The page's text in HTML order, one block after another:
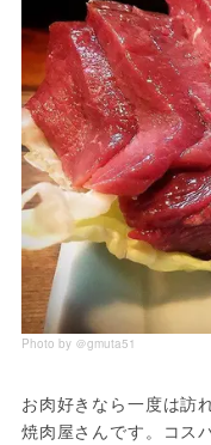
Photo by ＠gmuta51
お肉好きなら一度は訪
焼肉屋さんです。コス